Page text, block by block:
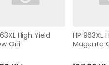
High Yield
Orii
HP 963XL
Magenta